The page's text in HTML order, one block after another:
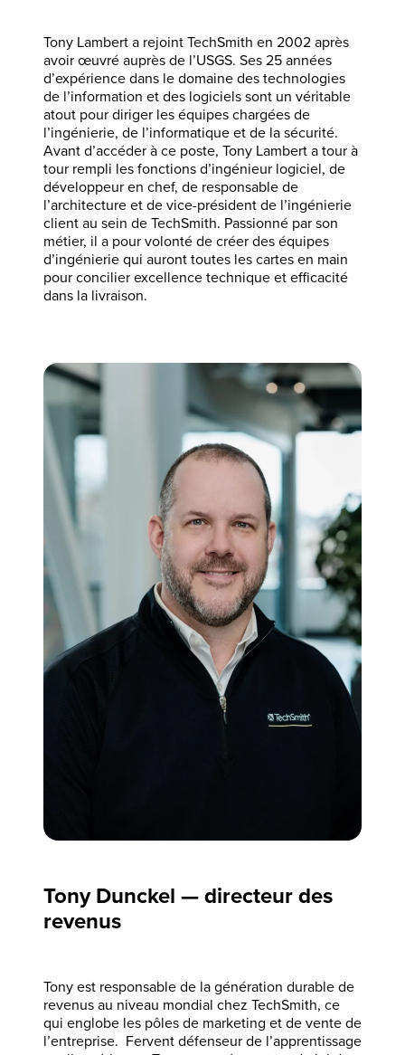
Tony Lambert a rejoint TechSmith en 2002 après
avoir œuvré auprès de l’USGS. Ses 25 années
d’expérience dans le domaine des technologies
de l’information et des logiciels sont un véritable
atout pour diriger les équipes chargées de
l’ingénierie, de l’informatique et de la sécurité.
Avant d’accéder à ce poste, Tony Lambert a tour à
tour rempli les fonctions d’ingénieur logiciel, de
développeur en chef, de responsable de
l’architecture et de vice-président de l’ingénierie
client au sein de TechSmith. Passionné par son
métier, il a pour volonté de créer des équipes
d’ingénierie qui auront toutes les cartes en main
pour concilier excellence technique et efficacité
dans la livraison.
Tony Dunckel — directeur des
revenus
Tony est responsable de la génération durable de
revenus au niveau mondial chez TechSmith, ce
qui englobe les pôles de marketing et de vente de
l’entreprise. Fervent défenseur de l’apprentissage